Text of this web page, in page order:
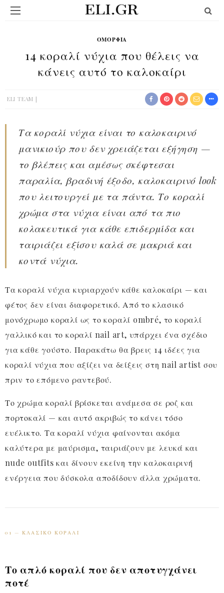
ΟΜΟΡΦΙΆ
14 κοραλί νύχια που θέλεις να
κάνεις αυτό το καλοκαίρι
ELI TEAM
Τα κοραλί νύχια είναι το καλοκαιρινό
μανικιούρ που δεν χρειάζεται εξήγηση —
το βλέπεις και αμέσως σκέφτεσαι
παραλία, βραδινή έξοδο, καλοκαιρινό look
που λειτουργεί με τα πάντα. Το κοραλί
χρώμα στα νύχια είναι από τα πιο
κολακευτικά για κάθε επιδερμίδα και
ταιριάζει εξίσου καλά σε μακριά και
κοντά νύχια.
Τα κοραλί νύχια κυριαρχούν κάθε καλοκαίρι — και
φέτος δεν είναι διαφορετικό. Από το κλασικό
μονόχρωμο κοραλί ως το κοραλί ombré, το κοραλί
γαλλικό και το κοραλί nail art, υπάρχει ένα σχέδιο
για κάθε γούστο. Παρακάτω θα βρεις 14 ιδέες για
κοραλί νύχια που αξίζει να δείξεις στη nail artist σου
πριν το επόμενο ραντεβού.
Το χρώμα κοραλί βρίσκεται ανάμεσα σε ροζ και
πορτοκαλί — και αυτό ακριβώς το κάνει τόσο
ευέλικτο. Τα κοραλί νύχια φαίνονται ακόμα
καλύτερα με μαύρισμα, ταιριάζουν με λευκά και
nude outfits και δίνουν εκείνη την καλοκαιρινή
ενέργεια που δύσκολα αποδίδουν άλλα χρώματα.
01 — ΚΛΑΣΙΚΌ ΚΟΡΑΛΊ
Το απλό κοραλί που δεν αποτυγχάνει
ποτέ